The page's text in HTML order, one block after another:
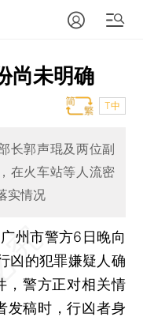
尚未明确
T中
长郭声琨及两位副
在火车站等人流密
实情况
广州市警方6日晚向
凶的犯罪嫌疑人确
，警方正对相关情
发稿时，行凶者身